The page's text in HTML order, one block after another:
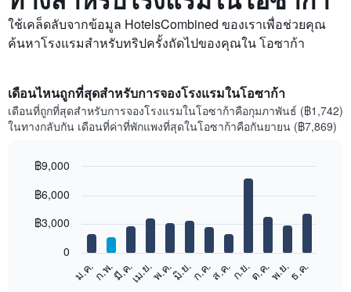
ใช้เคล็ดลับจากข้อมูล HotelsCombined ของเราเพื่อช่วยคุณ
ค้นหาโรงแรมสำหรับทริปครั้งถัดไปของคุณใน โอซาก้า
เดือนไหนถูกที่สุดสำหรับการจองโรงแรมในโอซาก้า
เดือนที่ถูกที่สุดสำหรับการจองโรงแรมในโอซาก้าคือกุมภาพันธ์ (฿1,742)
ในทางกลับกัน เดือนที่ค่าที่พักแพงที่สุดในโอซาก้าคือกันยายน (฿7,869)
chart
12
bars.
graphic.
ม.ค.ก.พ.มี.ค.เม.ย.พ.ค.มิ.ย.ก.ค.ส.ค.ก.ย.ต.ค.พ.ย.ธ.ค.
0
฿3,000
฿6,000
฿9,000